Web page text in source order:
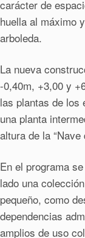
carácter de
huella al máximo
arboleda.
La nueva
-0,40m, +3,00 y
las plantas de los
una planta
altura de la “Nave
En el programa
lado una
pequeño, como
dependencias
amplios de uso